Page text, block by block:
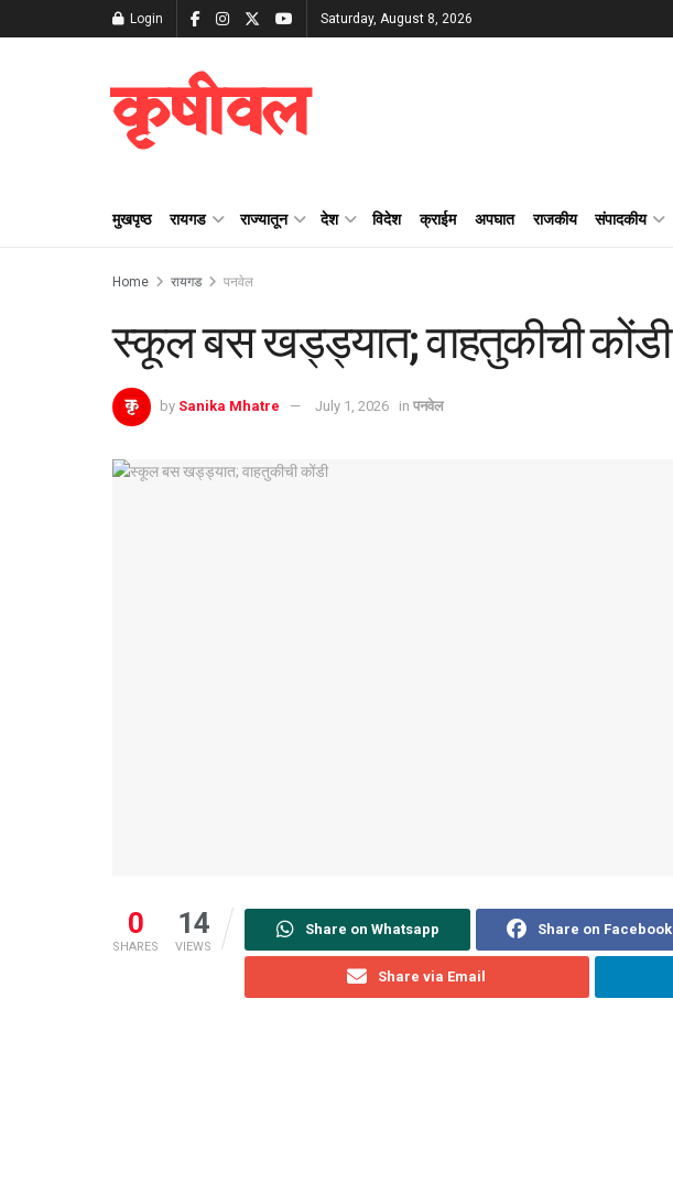
Login Saturday, August 8, 2026
कृषीवल
मुखपृष्ठ रायगड राज्यातून देश विदेश क्राईम अपघात राजकीय संपादकीय
Home रायगड पनवेल
स्कूल बस खड्ड्यात; वाहतुकीची कोंडी
by Sanika Mhatre July 1, 2026 in पनवेल
0
SHARES
14
VIEWS
Share on Whatsapp Share on Facebook
Share via Email